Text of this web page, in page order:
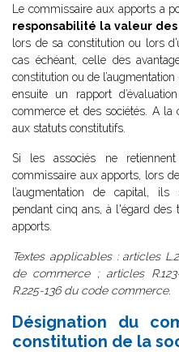
Le commissaire aux apports a
responsabilité la valeur
lors de sa constitution ou lors
cas échéant, celle des
constitution ou de
ensuite un rapport
commerce et des sociétés. A la
aux statuts constitutifs.
Si les associés ne
commissaire aux apports, lors
l’augmentation de capital, ils
pendant cinq ans, à l'égard des
apports.
Textes applicables : articles
de commerce ; articles R.123-
R.225-136 du code commerce.
Désignation du
constitution de la